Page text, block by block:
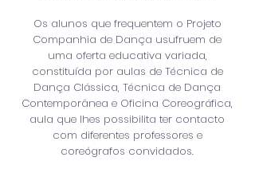
Os alunos que frequentem o Projeto
Companhia de Dança usufruem de
uma oferta educativa variada,
constituída por aulas de Técnica de
Dança Clássica, Técnica de Dança
Contemporânea e Oficina Coreográfica,
aula que lhes possibilita ter contacto
com diferentes professores e
coreógrafos convidados.